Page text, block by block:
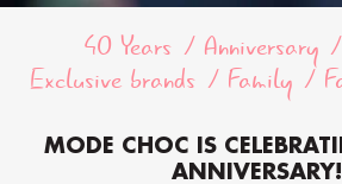
40 Years Anniversary
Exclusive brands
Family
MODE CHOC IS